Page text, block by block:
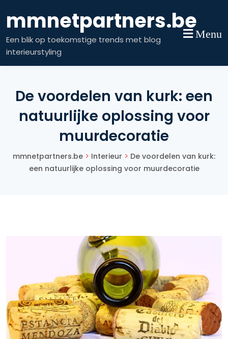
to
content
mmnetpartners.be
Een blik op toekomstige trends met blog
interieurstyling
Menu
De voordelen van kurk: een
natuurlijke oplossing voor
muurdecoratie
mmnetpartners.be > Interieur > De voordelen van kurk:
een natuurlijke oplossing voor muurdecoratie